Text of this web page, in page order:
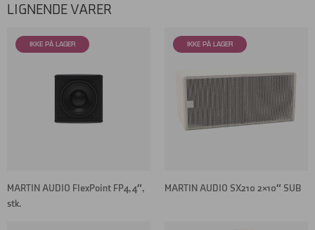
LIGNENDE VARER
MARTIN AUDIO FlexPoint FP4, 4″,
stk.
MARTIN AUDIO SX210 2×10″ SUB